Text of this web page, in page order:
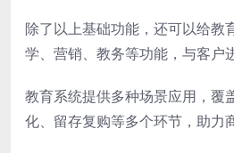
除了以上基础功能，还可以给教
学、营销、教务等功能，与客户
教育系统提供多种场景应用，覆
化、留存复购等多个环节，助力